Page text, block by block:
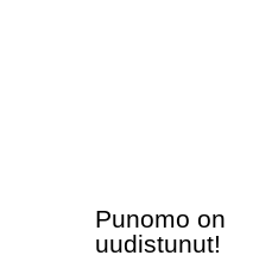
Punomo on
uudistunut!